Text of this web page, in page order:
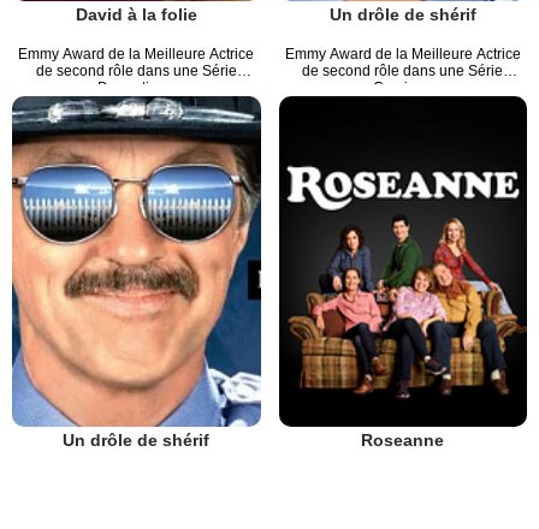
David à la folie Un drôle de shérif
Emmy Award de la Meilleure Actrice
de second rôle dans une Série
Dramatique
Un drôle de shérif
Emmy Award de la Meilleure Actrice
de second rôle dans une Série
Comique
Roseanne